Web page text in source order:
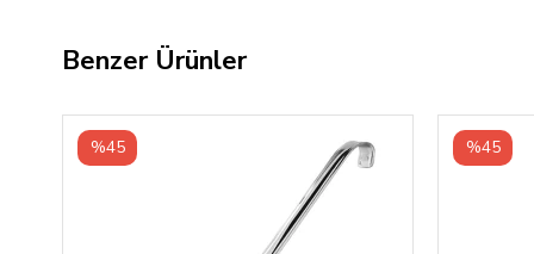
Benzer Ürünler
%45 %45